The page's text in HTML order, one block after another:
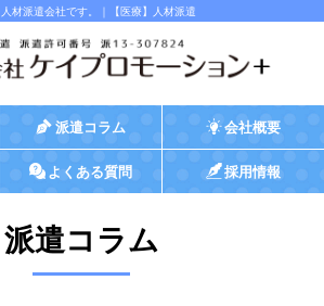
材派遣会社です。｜【医療】人材派遣
派遣コラム 会社概要
よくある質問 採用情報
派遣コラム